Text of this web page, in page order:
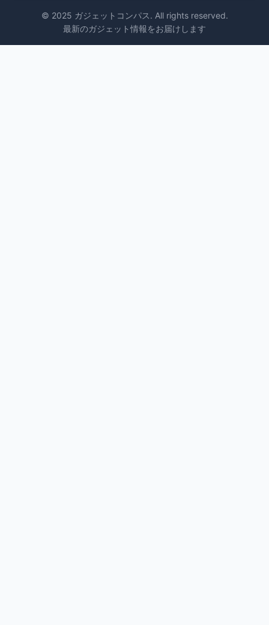
© 2025 ガジェットコンパス. All rights reserved.
最新のガジェット情報をお届けします